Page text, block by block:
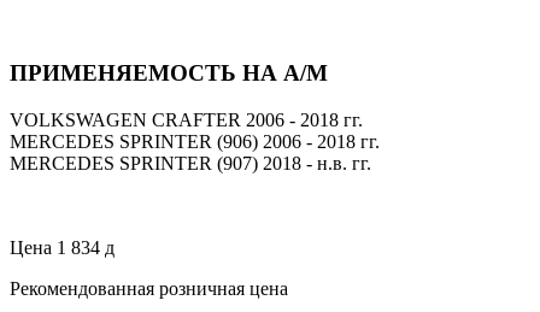
ПРИМЕНЯЕМОСТЬ НА А/М
VOLKSWAGEN CRAFTER 2006 - 2018 гг.
MERCEDES SPRINTER (906) 2006 - 2018 гг.
MERCEDES SPRINTER (907) 2018 - н.в. гг.
Цена 1 834 д
Рекомендованная розничная цена